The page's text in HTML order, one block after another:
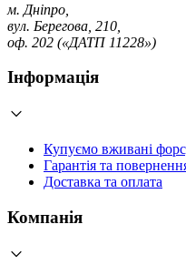
м. Дніпро,
вул. Берегова, 210,
оф. 202 («ДАТП 11228»)
Інформація
Купуємо вживані
Гарантія та
Доставка та оплата
Компанія